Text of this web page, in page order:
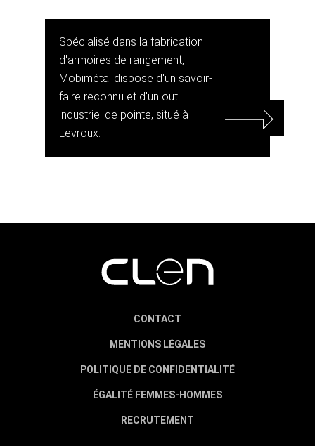
Spécialisé dans la fabrication
d'armoires de rangement,
Mobimétal dispose d'un savoir-
faire reconnu et d'un outil
industriel de pointe, situé à
Levroux.
CONTACT
MENTIONS LÉGALES
POLITIQUE DE CONFIDENTIALITÉ
ÉGALITÉ FEMMES-HOMMES
RECRUTEMENT